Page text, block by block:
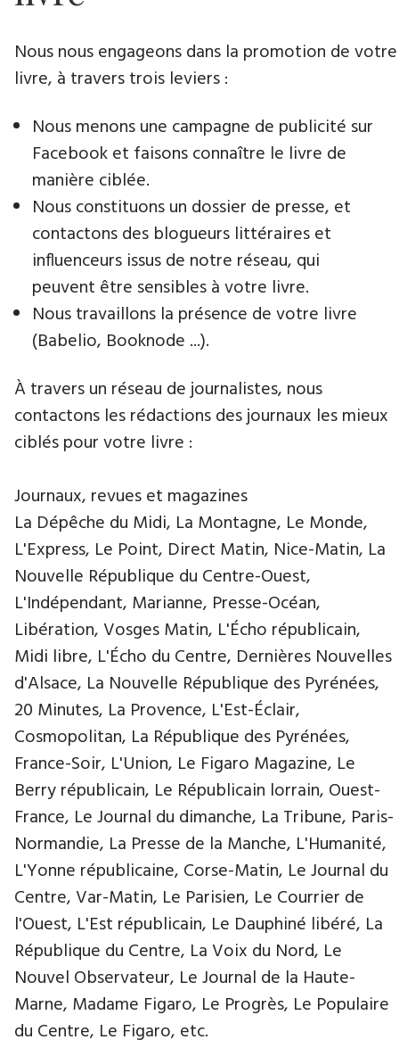
Nous nous engageons dans la promotion de votre
livre​, à travers trois leviers :
Nous menons une campagne de publicité sur
Facebook et faisons connaître le livre de
manière ciblée.
Nous constituons un dossier de presse, et
contactons des blogueurs littéraires et
influenceurs issus de notre réseau, qui
peuvent être sensibles à votre livre.
Nous travaillons la présence de votre livre
(Babelio, Booknode ...).
À travers un réseau de journalistes, nous
contactons les rédactions des journaux les mieux
ciblés pour votre livre :
Journaux, revues et magazines
La Dépêche du Midi, La Montagne, Le Monde,
L'Express, Le Point, Direct Matin, Nice-Matin, La
Nouvelle République du Centre-Ouest,
L'Indépendant, Marianne, Presse-Océan,
Libération, Vosges Matin, L'Écho républicain,
Midi libre, L'Écho du Centre, Dernières Nouvelles
d'Alsace, La Nouvelle République des Pyrénées,
20 Minutes, La Provence, L'Est-Éclair,
Cosmopolitan, La République des Pyrénées,
France-Soir, L'Union, Le Figaro Magazine, Le
Berry républicain, Le Républicain lorrain, Ouest-
France, Le Journal du dimanche, La Tribune, Paris-
Normandie, La Presse de la Manche, L'Humanité,
L'Yonne républicaine, Corse-Matin, Le Journal du
Centre, Var-Matin, Le Parisien, Le Courrier de
l'Ouest, L'Est républicain, Le Dauphiné libéré, La
République du Centre, La Voix du Nord, Le
Nouvel Observateur, Le Journal de la Haute-
Marne, Madame Figaro, Le Progrès, Le Populaire
du Centre, Le Figaro, etc.